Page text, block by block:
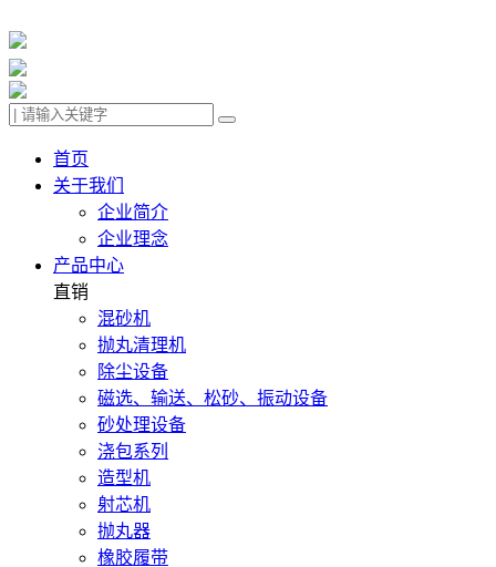
首页
关于我们
企业简介
企业理念
产品中心
直销
混砂机
抛丸清理机
除尘设备
磁选、输送、松砂、振动设备
砂处理设备
浇包系列
造型机
射芯机
抛丸器
橡胶履带